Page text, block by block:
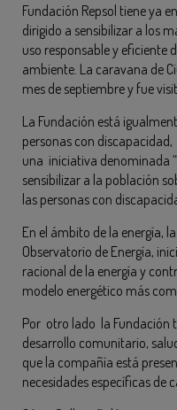
Fundación Repsol tiene ya
dirigido a sensibilizar a los
uso responsable y eficiente
ambiente. La caravana de
mes de septiembre y fue
La Fundación está
personas con
una iniciativa denominada
sensibilizar a la población
las personas con
En el ámbito de la energía,
Observatorio de Energía,
racional de la energía y
modelo energético más
Por otro lado la Fundación
desarrollo comunitario,
que la compañía está
necesidades específicas de